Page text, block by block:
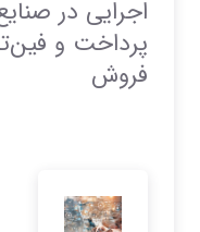
پرداخت و
فروش